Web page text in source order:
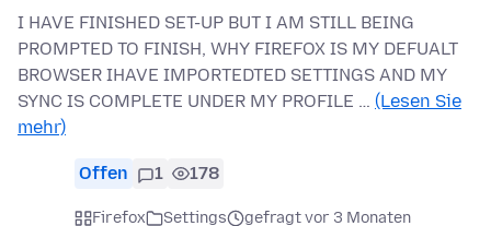
I HAVE FINISHED SET-UP BUT I AM STILL BEING
PROMPTED TO FINISH, WHY FIREFOX IS MY DEFUALT
BROWSER IHAVE IMPORTEDTED SETTINGS AND MY
SYNC IS COMPLETE UNDER MY PROFILE … (Lesen Sie
mehr)
Offen 1 178
Firefox Settings gefragt vor 3 Monaten